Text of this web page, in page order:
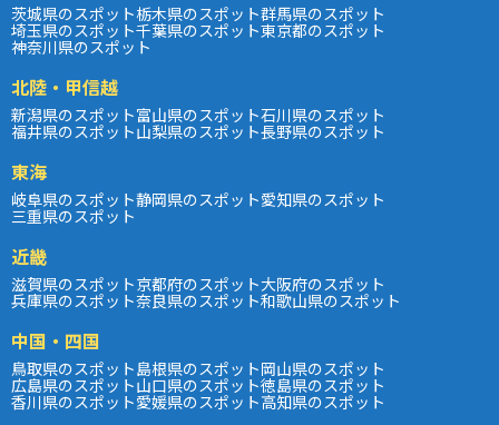
茨城県のスポット栃木県のスポット群馬県のスポット
埼玉県のスポット千葉県のスポット東京都のスポット
神奈川県のスポット
北陸・甲信越
新潟県のスポット富山県のスポット石川県のスポット
福井県のスポット山梨県のスポット長野県のスポット
東海
岐阜県のスポット静岡県のスポット愛知県のスポット
三重県のスポット
近畿
滋賀県のスポット京都府のスポット大阪府のスポット
兵庫県のスポット奈良県のスポット和歌山県のスポット
中国・四国
鳥取県のスポット島根県のスポット岡山県のスポット
広島県のスポット山口県のスポット徳島県のスポット
香川県のスポット愛媛県のスポット高知県のスポット